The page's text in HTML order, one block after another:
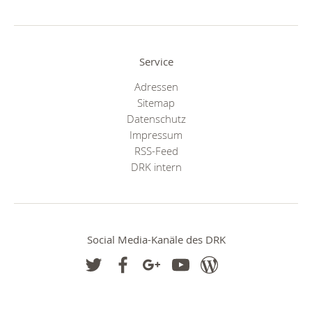
Service
Adressen
Sitemap
Datenschutz
Impressum
RSS-Feed
DRK intern
Social Media-Kanäle des DRK